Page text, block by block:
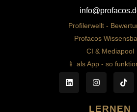
Profilerwellt -
Profacos
CI & Mediapool
📱 als App - so
LERNEN